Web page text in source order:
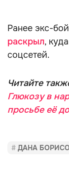
Ранее экс-
раскрыл,
соцсетей.
Читайте
Глюкозу в
просьбе её
ДАНА